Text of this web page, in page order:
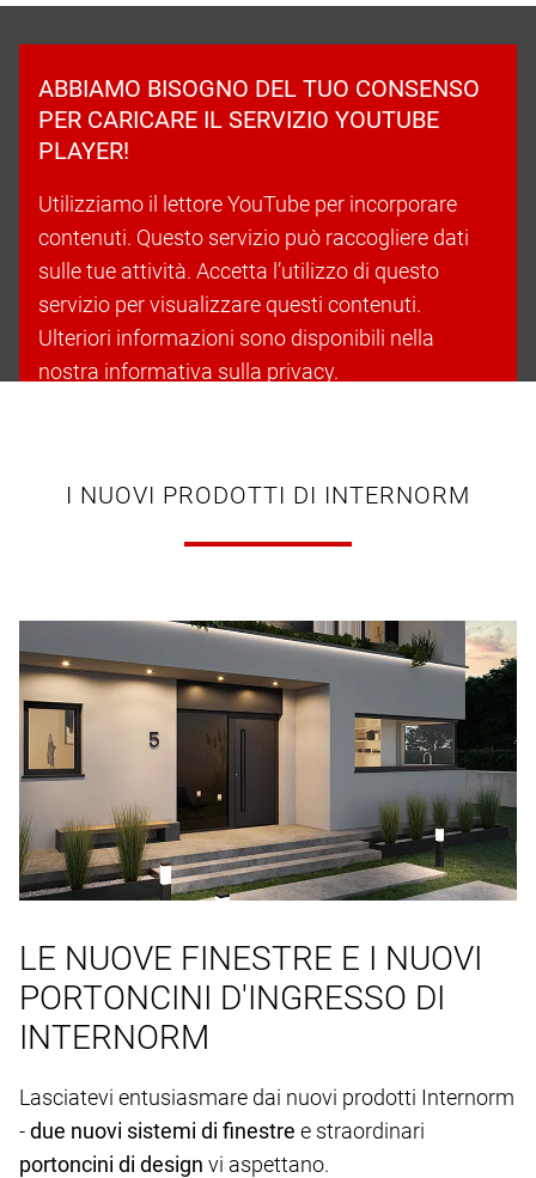
ABBIAMO BISOGNO DEL TUO CONSENSO
PER CARICARE IL SERVIZIO YOUTUBE
PLAYER!
Utilizziamo il lettore YouTube per incorporare
contenuti. Questo servizio può raccogliere dati
sulle tue attività. Accetta l’utilizzo di questo
servizio per visualizzare questi contenuti.
Ulteriori informazioni sono disponibili nella
nostra informativa sulla privacy.
I NUOVI PRODOTTI DI INTERNORM
LE NUOVE FINESTRE E I NUOVI
PORTONCINI D'INGRESSO DI
INTERNORM
Lasciatevi entusiasmare dai nuovi prodotti Internorm
-due nuovi sistemi di finestre e straordinari
portoncini di design vi aspettano.